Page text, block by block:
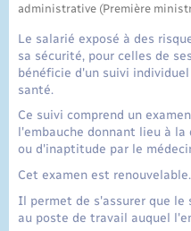
administrative (Première
Le salarié exposé à des
sa sécurité, pour celles de
bénéficie d'un suivi
santé.
Ce suivi comprend un
l'embauche donnant lieu à
ou d'inaptitude par le
Cet examen est renouvelable.
Il permet de s'assurer que
au poste de travail auquel